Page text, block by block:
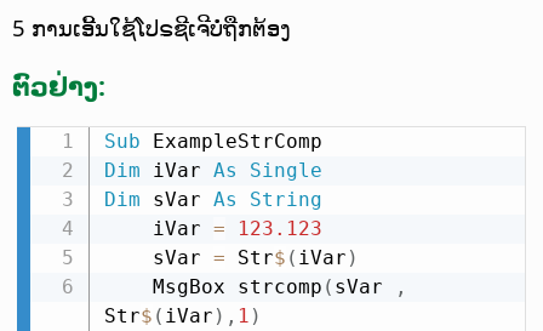
5 ການເອີ້ນໃຊ້ໂປຣຊີເຈີບໍ່ຖືກຕ້ອງ
ຕົວຢ່າງ:
Sub
Dim iVar As
Single
Dim sVar As
String
    iVar
=
123.123
    sVar
= Str$ ( iVar )
    MsgBox strcomp
( sVar
,
Str$ ( iVar ) , 1 )